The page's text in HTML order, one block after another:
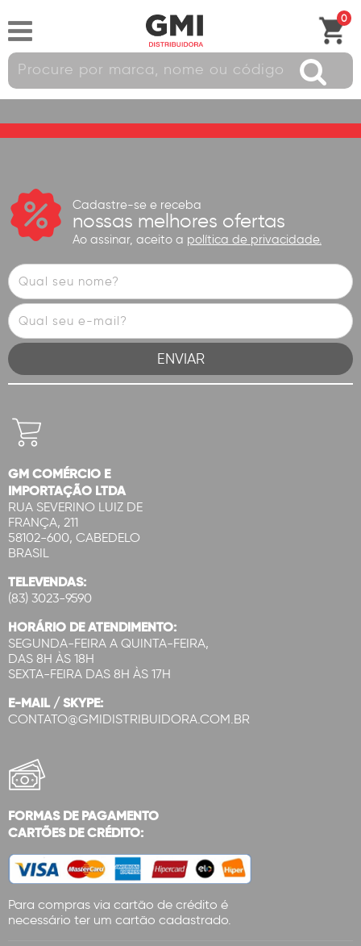
0
Cadastre-se e receba
nossas melhores ofertas
Ao assinar, aceito a política de privacidade.
GM COMÉRCIO E
IMPORTAÇÃO LTDA
RUA SEVERINO LUIZ DE
FRANÇA, 211
58102-600, CABEDELO
BRASIL
TELEVENDAS:
(83) 3023-9590
HORÁRIO DE ATENDIMENTO:
SEGUNDA-FEIRA A QUINTA-FEIRA,
DAS 8H ÀS 18H
SEXTA-FEIRA DAS 8H ÀS 17H
E-MAIL / SKYPE:
CONTATO@GMIDISTRIBUIDORA.COM.BR
FORMAS DE PAGAMENTO
CARTÕES DE CRÉDITO:
Para compras via cartão de crédito é
necessário ter um cartão cadastrado.